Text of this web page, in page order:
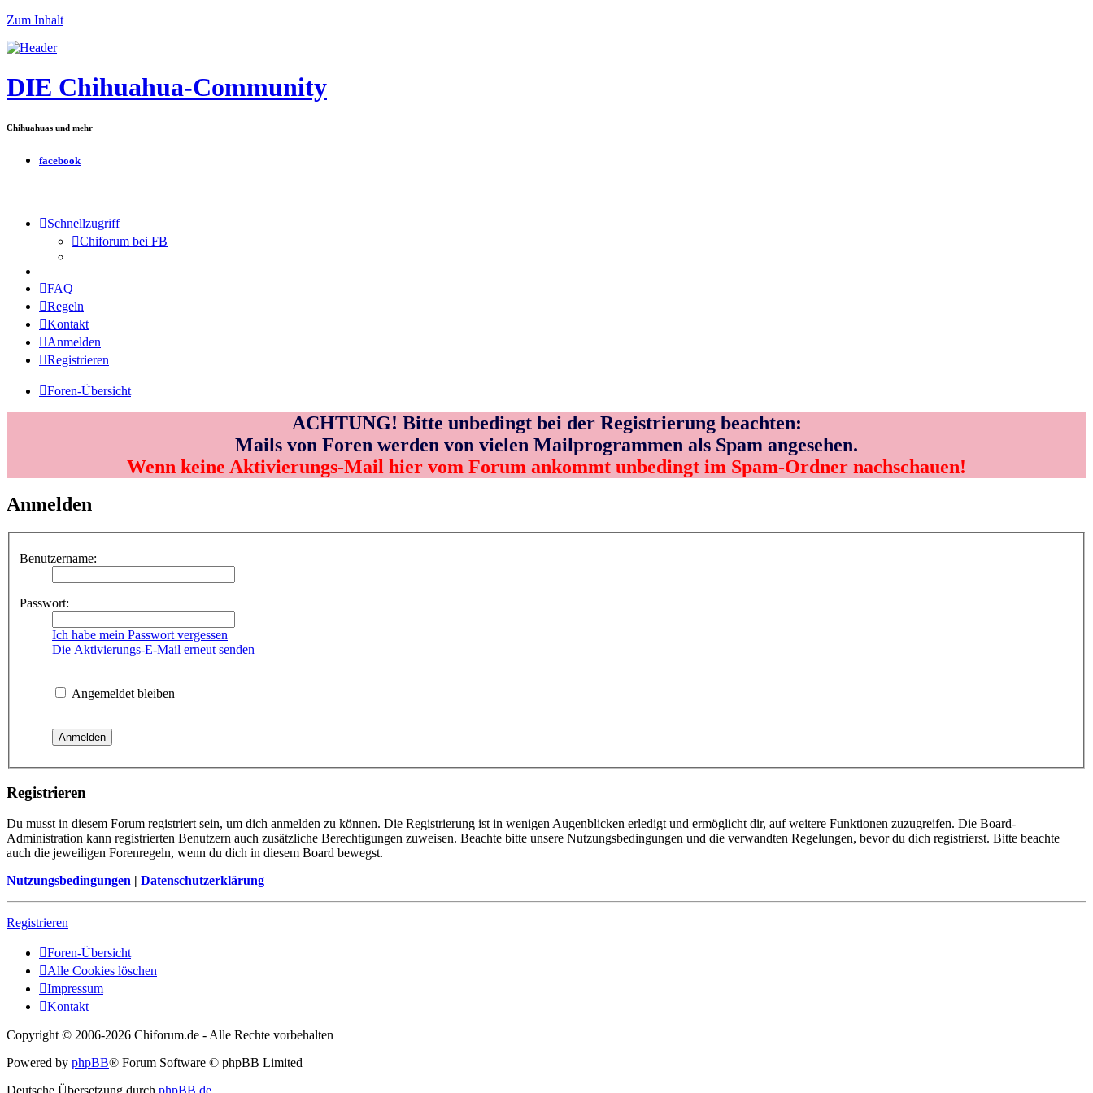
Zum Inhalt
DIE Chihuahua-Community
Chihuahuas und mehr
facebook
Schnellzugriff
Chiforum bei FB
FAQ
Regeln
Kontakt
Anmelden
Registrieren
Foren-Übersicht
ACHTUNG! Bitte unbedingt bei der Registrierung beachten:
Mails von Foren werden von vielen Mailprogrammen als Spam angesehen.
Wenn keine Aktivierungs-Mail hier vom Forum ankommt unbedingt im Spam-Ordner nachschauen!
Anmelden
Benutzername:
Passwort:
Ich habe mein Passwort vergessen
Die Aktivierungs-E-Mail erneut senden
Angemeldet bleiben
Registrieren
Du musst in diesem Forum registriert sein, um dich anmelden zu können. Die Registrierung ist in wenigen Augenblicken erledigt und ermöglicht dir, auf weitere Funktionen zuzugreifen. Die Board-
Administration kann registrierten Benutzern auch zusätzliche Berechtigungen zuweisen. Beachte bitte unsere Nutzungsbedingungen und die verwandten Regelungen, bevor du dich registrierst. Bitte beachte
auch die jeweiligen Forenregeln, wenn du dich in diesem Board bewegst.
Nutzungsbedingungen | Datenschutzerklärung
Registrieren
Foren-Übersicht
Alle Cookies löschen
Impressum
Kontakt
Copyright © 2006-2026 Chiforum.de - Alle Rechte vorbehalten
Powered by phpBB® Forum Software © phpBB Limited